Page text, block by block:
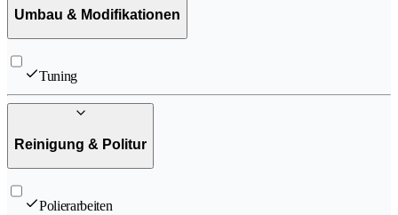
Umbau & Modifikationen
Tuning
Reinigung & Politur
Polierarbeiten